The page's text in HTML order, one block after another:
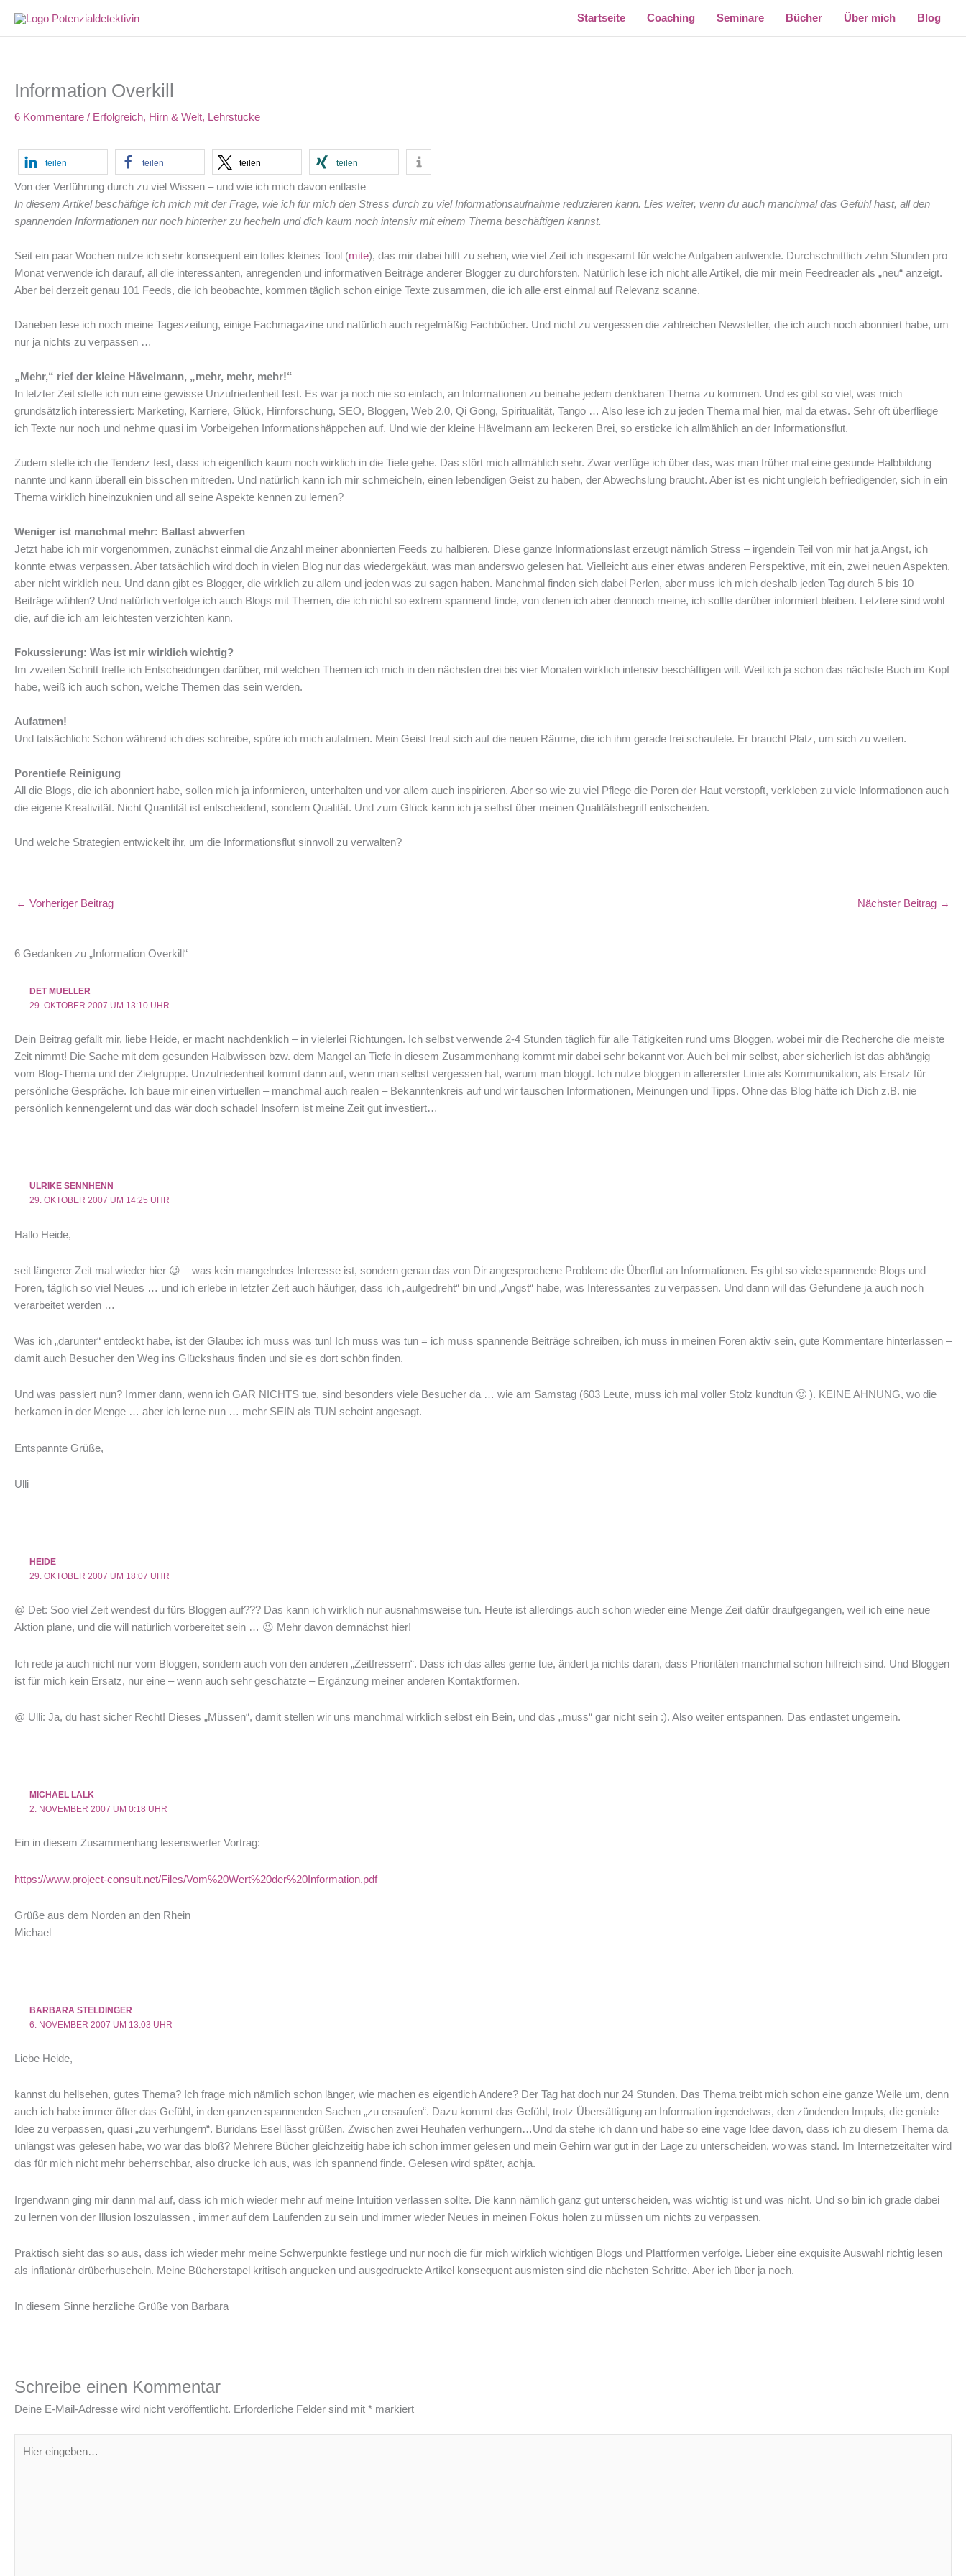
Inhalt
Startseite Coaching Seminare Bücher Über mich Blog
Information Overkill
6 Kommentare / Erfolgreich, Hirn & Welt, Lehrstücke
teilen teilen teilen teilen
Von der Verführung durch zu viel Wissen – und wie ich mich davon entlaste
In diesem Artikel beschäftige ich mich mit der Frage, wie ich für mich den Stress durch zu viel Informationsaufnahme reduzieren kann. Lies weiter, wenn du auch manchmal das Gefühl hast, all den
spannenden Informationen nur noch hinterher zu hecheln und dich kaum noch intensiv mit einem Thema beschäftigen kannst.
Seit ein paar Wochen nutze ich sehr konsequent ein tolles kleines Tool (mite), das mir dabei hilft zu sehen, wie viel Zeit ich insgesamt für welche Aufgaben aufwende. Durchschnittlich zehn Stunden pro
Monat verwende ich darauf, all die interessanten, anregenden und informativen Beiträge anderer Blogger zu durchforsten. Natürlich lese ich nicht alle Artikel, die mir mein Feedreader als „neu“ anzeigt.
Aber bei derzeit genau 101 Feeds, die ich beobachte, kommen täglich schon einige Texte zusammen, die ich alle erst einmal auf Relevanz scanne.
Daneben lese ich noch meine Tageszeitung, einige Fachmagazine und natürlich auch regelmäßig Fachbücher. Und nicht zu vergessen die zahlreichen Newsletter, die ich auch noch abonniert habe, um
nur ja nichts zu verpassen …
„Mehr,“ rief der kleine Hävelmann, „mehr, mehr, mehr!“
In letzter Zeit stelle ich nun eine gewisse Unzufriedenheit fest. Es war ja noch nie so einfach, an Informationen zu beinahe jedem denkbaren Thema zu kommen. Und es gibt so viel, was mich
grundsätzlich interessiert: Marketing, Karriere, Glück, Hirnforschung, SEO, Bloggen, Web 2.0, Qi Gong, Spiritualität, Tango … Also lese ich zu jeden Thema mal hier, mal da etwas. Sehr oft überfliege
ich Texte nur noch und nehme quasi im Vorbeigehen Informationshäppchen auf. Und wie der kleine Hävelmann am leckeren Brei, so ersticke ich allmählich an der Informationsflut.
Zudem stelle ich die Tendenz fest, dass ich eigentlich kaum noch wirklich in die Tiefe gehe. Das stört mich allmählich sehr. Zwar verfüge ich über das, was man früher mal eine gesunde Halbbildung
nannte und kann überall ein bisschen mitreden. Und natürlich kann ich mir schmeicheln, einen lebendigen Geist zu haben, der Abwechslung braucht. Aber ist es nicht ungleich befriedigender, sich in ein
Thema wirklich hineinzuknien und all seine Aspekte kennen zu lernen?
Weniger ist manchmal mehr: Ballast abwerfen
Jetzt habe ich mir vorgenommen, zunächst einmal die Anzahl meiner abonnierten Feeds zu halbieren. Diese ganze Informationslast erzeugt nämlich Stress – irgendein Teil von mir hat ja Angst, ich
könnte etwas verpassen. Aber tatsächlich wird doch in vielen Blog nur das wiedergekäut, was man anderswo gelesen hat. Vielleicht aus einer etwas anderen Perspektive, mit ein, zwei neuen Aspekten,
aber nicht wirklich neu. Und dann gibt es Blogger, die wirklich zu allem und jeden was zu sagen haben. Manchmal finden sich dabei Perlen, aber muss ich mich deshalb jeden Tag durch 5 bis 10
Beiträge wühlen? Und natürlich verfolge ich auch Blogs mit Themen, die ich nicht so extrem spannend finde, von denen ich aber dennoch meine, ich sollte darüber informiert bleiben. Letztere sind wohl
die, auf die ich am leichtesten verzichten kann.
Fokussierung: Was ist mir wirklich wichtig?
Im zweiten Schritt treffe ich Entscheidungen darüber, mit welchen Themen ich mich in den nächsten drei bis vier Monaten wirklich intensiv beschäftigen will. Weil ich ja schon das nächste Buch im Kopf
habe, weiß ich auch schon, welche Themen das sein werden.
Aufatmen!
Und tatsächlich: Schon während ich dies schreibe, spüre ich mich aufatmen. Mein Geist freut sich auf die neuen Räume, die ich ihm gerade frei schaufele. Er braucht Platz, um sich zu weiten.
Porentiefe Reinigung
All die Blogs, die ich abonniert habe, sollen mich ja informieren, unterhalten und vor allem auch inspirieren. Aber so wie zu viel Pflege die Poren der Haut verstopft, verkleben zu viele Informationen auch
die eigene Kreativität. Nicht Quantität ist entscheidend, sondern Qualität. Und zum Glück kann ich ja selbst über meinen Qualitätsbegriff entscheiden.
Und welche Strategien entwickelt ihr, um die Informationsflut sinnvoll zu verwalten?
← Vorheriger Beitrag Nächster Beitrag →
6 Gedanken zu „Information Overkill“
DET MUELLER
29. OKTOBER 2007 UM 13:10 UHR
Dein Beitrag gefällt mir, liebe Heide, er macht nachdenklich – in vielerlei Richtungen. Ich selbst verwende 2-4 Stunden täglich für alle Tätigkeiten rund ums Bloggen, wobei mir die Recherche die meiste
Zeit nimmt! Die Sache mit dem gesunden Halbwissen bzw. dem Mangel an Tiefe in diesem Zusammenhang kommt mir dabei sehr bekannt vor. Auch bei mir selbst, aber sicherlich ist das abhängig
vom Blog-Thema und der Zielgruppe. Unzufriedenheit kommt dann auf, wenn man selbst vergessen hat, warum man bloggt. Ich nutze bloggen in allererster Linie als Kommunikation, als Ersatz für
persönliche Gespräche. Ich baue mir einen virtuellen – manchmal auch realen – Bekanntenkreis auf und wir tauschen Informationen, Meinungen und Tipps. Ohne das Blog hätte ich Dich z.B. nie
persönlich kennengelernt und das wär doch schade! Insofern ist meine Zeit gut investiert…
ULRIKE SENNHENN
29. OKTOBER 2007 UM 14:25 UHR
Hallo Heide,
seit längerer Zeit mal wieder hier 😉 – was kein mangelndes Interesse ist, sondern genau das von Dir angesprochene Problem: die Überflut an Informationen. Es gibt so viele spannende Blogs und
Foren, täglich so viel Neues … und ich erlebe in letzter Zeit auch häufiger, dass ich „aufgedreht“ bin und „Angst“ habe, was Interessantes zu verpassen. Und dann will das Gefundene ja auch noch
verarbeitet werden …
Was ich „darunter“ entdeckt habe, ist der Glaube: ich muss was tun! Ich muss was tun = ich muss spannende Beiträge schreiben, ich muss in meinen Foren aktiv sein, gute Kommentare hinterlassen –
damit auch Besucher den Weg ins Glückshaus finden und sie es dort schön finden.
Und was passiert nun? Immer dann, wenn ich GAR NICHTS tue, sind besonders viele Besucher da … wie am Samstag (603 Leute, muss ich mal voller Stolz kundtun 🙂 ). KEINE AHNUNG, wo die
herkamen in der Menge … aber ich lerne nun … mehr SEIN als TUN scheint angesagt.
Entspannte Grüße,
Ulli
HEIDE
29. OKTOBER 2007 UM 18:07 UHR
@ Det: Soo viel Zeit wendest du fürs Bloggen auf??? Das kann ich wirklich nur ausnahmsweise tun. Heute ist allerdings auch schon wieder eine Menge Zeit dafür draufgegangen, weil ich eine neue
Aktion plane, und die will natürlich vorbereitet sein … 😉 Mehr davon demnächst hier!
Ich rede ja auch nicht nur vom Bloggen, sondern auch von den anderen „Zeitfressern“. Dass ich das alles gerne tue, ändert ja nichts daran, dass Prioritäten manchmal schon hilfreich sind. Und Bloggen
ist für mich kein Ersatz, nur eine – wenn auch sehr geschätzte – Ergänzung meiner anderen Kontaktformen.
@ Ulli: Ja, du hast sicher Recht! Dieses „Müssen“, damit stellen wir uns manchmal wirklich selbst ein Bein, und das „muss“ gar nicht sein :). Also weiter entspannen. Das entlastet ungemein.
MICHAEL LALK
2. NOVEMBER 2007 UM 0:18 UHR
Ein in diesem Zusammenhang lesenswerter Vortrag:
https://www.project-consult.net/Files/Vom%20Wert%20der%20Information.pdf
Grüße aus dem Norden an den Rhein
Michael
BARBARA STELDINGER
6. NOVEMBER 2007 UM 13:03 UHR
Liebe Heide,
kannst du hellsehen, gutes Thema? Ich frage mich nämlich schon länger, wie machen es eigentlich Andere? Der Tag hat doch nur 24 Stunden. Das Thema treibt mich schon eine ganze Weile um, denn
auch ich habe immer öfter das Gefühl, in den ganzen spannenden Sachen „zu ersaufen“. Dazu kommt das Gefühl, trotz Übersättigung an Information irgendetwas, den zündenden Impuls, die geniale
Idee zu verpassen, quasi „zu verhungern“. Buridans Esel lässt grüßen. Zwischen zwei Heuhafen verhungern…Und da stehe ich dann und habe so eine vage Idee davon, dass ich zu diesem Thema da
unlängst was gelesen habe, wo war das bloß? Mehrere Bücher gleichzeitig habe ich schon immer gelesen und mein Gehirn war gut in der Lage zu unterscheiden, wo was stand. Im Internetzeitalter wird
das für mich nicht mehr beherrschbar, also drucke ich aus, was ich spannend finde. Gelesen wird später, achja.
Irgendwann ging mir dann mal auf, dass ich mich wieder mehr auf meine Intuition verlassen sollte. Die kann nämlich ganz gut unterscheiden, was wichtig ist und was nicht. Und so bin ich grade dabei
zu lernen von der Illusion loszulassen , immer auf dem Laufenden zu sein und immer wieder Neues in meinen Fokus holen zu müssen um nichts zu verpassen.
Praktisch sieht das so aus, dass ich wieder mehr meine Schwerpunkte festlege und nur noch die für mich wirklich wichtigen Blogs und Plattformen verfolge. Lieber eine exquisite Auswahl richtig lesen
als inflationär drüberhuscheln. Meine Bücherstapel kritisch angucken und ausgedruckte Artikel konsequent ausmisten sind die nächsten Schritte. Aber ich über ja noch.
In diesem Sinne herzliche Grüße von Barbara
Schreibe einen Kommentar
Deine E-Mail-Adresse wird nicht veröffentlicht. Erforderliche Felder sind mit * markiert
eingeben…